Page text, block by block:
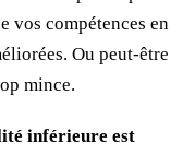
vos compétences en
Ou peut-être
mince.
inférieure est